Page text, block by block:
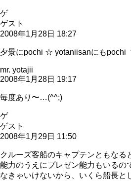
ゲ
ゲスト
2008年1月28日 18:27
夕景にpochi ☆ yotaniisanにもpochi
mr. yotajii
2008年1月28日 19:17
毎度あり〜…(^^;)
ゲ
ゲスト
2008年1月29日 11:50
クルーズ客船のキャプテンともなる
能力のうえにプレゼン能力もいるの
なきゃいけないから、いくら船長と